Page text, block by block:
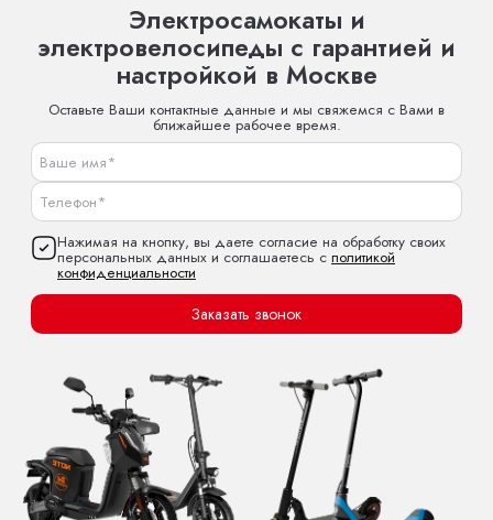
Электросамокаты и
электровелосипеды с гарантией и
настройкой в Москве
Оставьте Ваши контактные данные и мы свяжемся с Вами в
ближайшее рабочее время.
Нажимая на кнопку, вы даете согласие на обработку своих
персональных данных и соглашаетесь с политикой
конфиденциальности
Заказать звонок